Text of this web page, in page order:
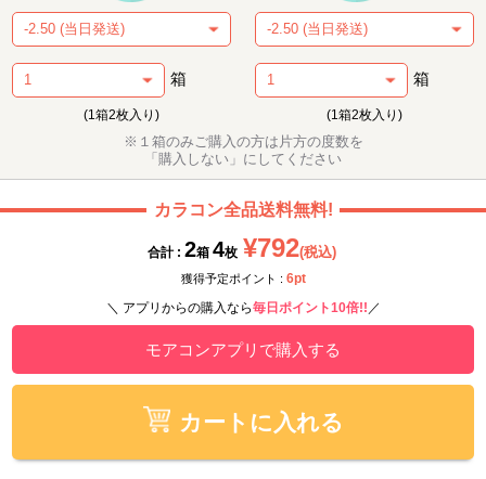
箱
(1箱2枚入り)
箱
(1箱2枚入り)
※１箱のみご購入の方は片方の度数を
「購入しない」にしてください
カラコン全品送料無料!
合計 : 2箱 4枚 ¥792(税込)
獲得予定ポイント : 6pt
＼ アプリからの購入なら毎日ポイント10倍!! ／
モアコンアプリで購入する
カートに入れる